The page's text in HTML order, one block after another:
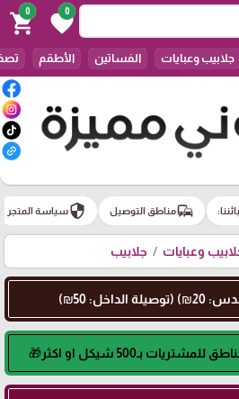
0
favorite
0
shopping_cart
جلابيب وعبايات الفساتين الأطقم
commuteمناطق التوصيل securityسياسة المتجر
وعبايات جلابيب
50₪)
بـ500 شيكل او اكثر🎁